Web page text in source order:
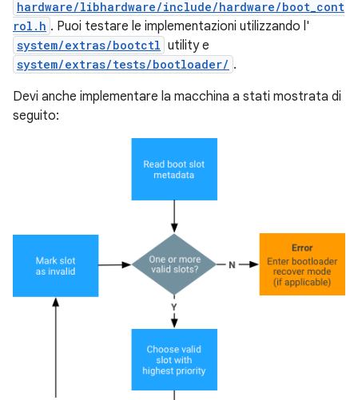
hardware/libhardware/include/hardware/boot_cont
rol.h . Puoi testare le implementazioni utilizzando l'
system/extras/bootctl utility e
system/extras/tests/bootloader/ .
Devi anche implementare la macchina a stati mostrata di
seguito: